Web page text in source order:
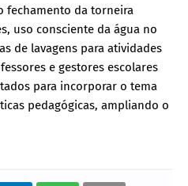
fechamento da torneira
uso consciente da água no
de lavagens para atividades
e gestores escolares
para incorporar o tema
pedagógicas, ampliando o